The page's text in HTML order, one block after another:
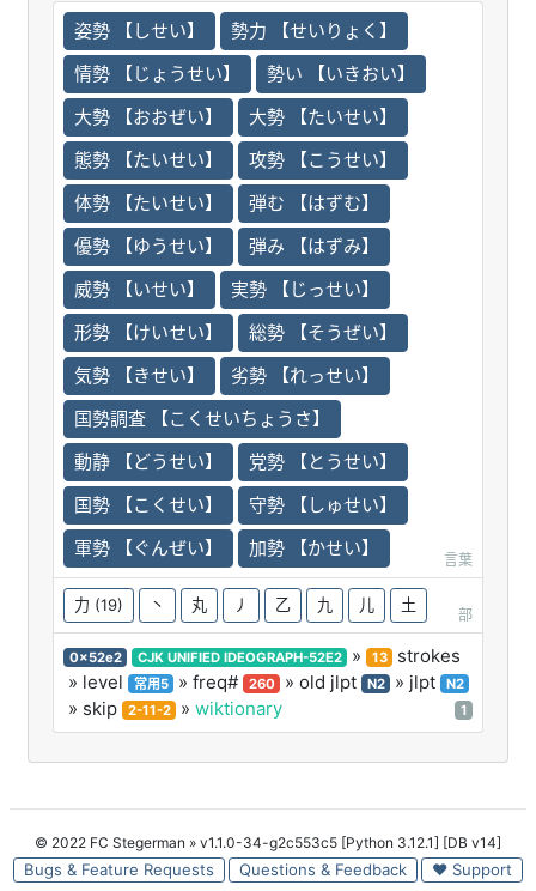
姿勢 【しせい】
勢力 【せいりょく】
情勢 【じょうせい】
勢い 【いきおい】
大勢 【おおぜい】
大勢 【たいせい】
態勢 【たいせい】
攻勢 【こうせい】
体勢 【たいせい】
弾む 【はずむ】
優勢 【ゆうせい】
弾み 【はずみ】
威勢 【いせい】
実勢 【じっせい】
形勢 【けいせい】
総勢 【そうぜい】
気勢 【きせい】
劣勢 【れっせい】
国勢調査 【こくせいちょうさ】
動静 【どうせい】
党勢 【とうせい】
国勢 【こくせい】
守勢 【しゅせい】
軍勢 【ぐんぜい】
加勢 【かせい】
言葉
力 (19) 丶 丸 丿 乙 九 儿 土
部
0x52e2 CJK UNIFIED IDEOGRAPH-52E2 » 13
strokes
» level
常用5 » freq# 260 » old jlpt N2 » jlpt N2
» skip 2-11-2 » wiktionary 1
© 2022 FC Stegerman » v1.1.0-34-g2c553c5 [Python 3.12.1] [DB v14]
Bugs & Feature Requests Questions & Feedback ♥ Support